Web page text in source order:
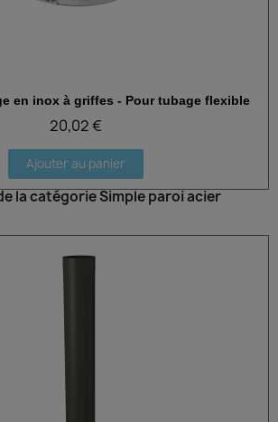
Aperçu rapide
en inox à griffes - Pour tubage flexible
20,02 €
Ajouter au panier
la catégorie Simple paroi acier